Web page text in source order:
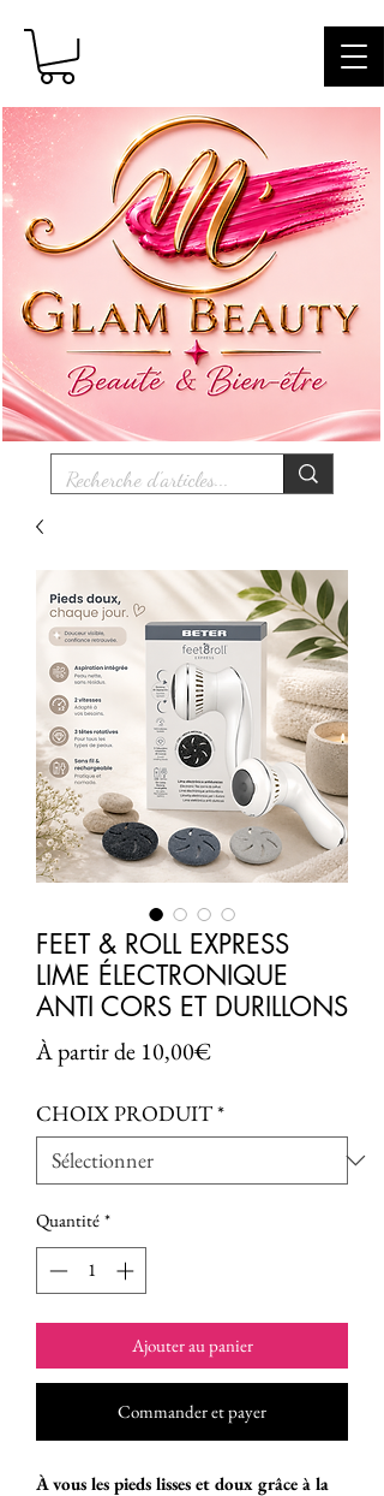
FEET & ROLL EXPRESS
LIME ÉLECTRONIQUE
ANTI CORS ET DURILLONS
À partir de 10,00€Prix
CHOIX PRODUIT*
Quantité *
Ajouter au panier
Commander et payer
À vous les pieds lisses et doux grâce à la